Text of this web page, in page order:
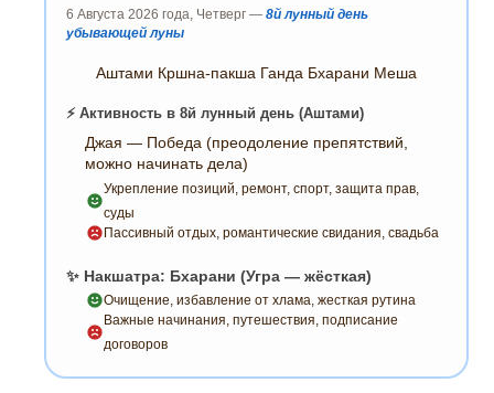
6 Августа 2026 года, Четверг — 8й лунный день
убывающей луны
Аштами Кршна-пакша Ганда Бхарани Меша
⚡ Активность в 8й лунный день (Аштами)
Джая — Победа (преодоление препятствий,
можно начинать дела)
Укрепление позиций, ремонт, спорт, защита прав,
суды
Пассивный отдых, романтические свидания, свадьба
✨ Накшатра: Бхарани (Угра — жёсткая)
Очищение, избавление от хлама, жесткая рутина
Важные начинания, путешествия, подписание
договоров